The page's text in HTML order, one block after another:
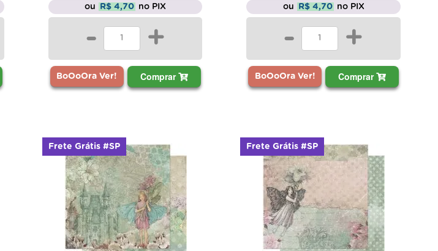
ou R$ 4,70 no PIX
- +
BoOoOra Ver! Comprar
ou R$ 4,70 no PIX
- +
BoOoOra Ver! Comprar
Frete Grátis #SP Frete Grátis #SP